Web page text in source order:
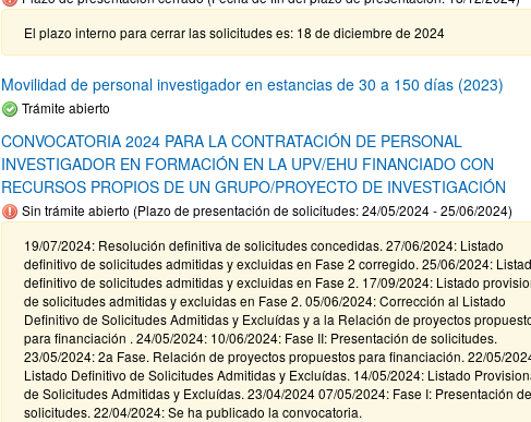
El plazo interno para cerrar las solicitudes es: 18 de diciembre de 2024
Movilidad de personal investigador en estancias de 30 a 150 días (2023)
Trámite abierto
CONVOCATORIA 2024 PARA LA CONTRATACIÓN DE PERSONAL
INVESTIGADOR EN FORMACIÓN EN LA UPV/EHU FINANCIADO CON
RECURSOS PROPIOS DE UN GRUPO/PROYECTO DE INVESTIGACIÓN
Sin trámite abierto (Plazo de presentación de solicitudes: 24/05/2024 - 25/06/2024)
19/07/2024: Resolución definitiva de solicitudes concedidas. 27/06/2024: Listado
definitivo de solicitudes admitidas y excluidas en Fase 2 corregido. 25/06/2024:
definitivo de solicitudes admitidas y excluidas en Fase 2. 17/09/2024: Listado
de solicitudes admitidas y excluidas en Fase 2. 05/06/2024: Corrección al Listado
Definitivo de Solicitudes Admitidas y Excluídas y a la Relación de proyectos
para financiación . 24/05/2024: 10/06/2024: Fase II: Presentación de solicitudes.
23/05/2024: 2a Fase. Relación de proyectos propuestos para financiación. 22/05/
Listado Definitivo de Solicitudes Admitidas y Excluídas. 14/05/2024: Listado
de Solicitudes Admitidas y Excluídas. 23/04/2024 07/05/2024: Fase I: Presentación de
solicitudes. 22/04/2024: Se ha publicado la convocatoria.